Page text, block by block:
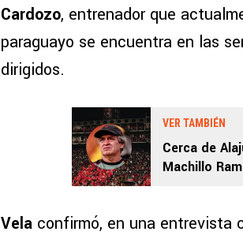
Cardozo, entrenador que
paraguayo se encuentra en las
dirigidos.
VER TAMBIÉN
Cerca de
Machillo
Vela confirmó, en una entrevista